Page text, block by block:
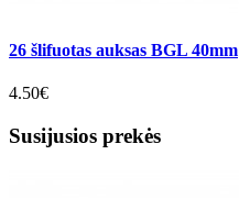
26 šlifuotas auksas BGL 40mm
4.50€
Susijusios prekės